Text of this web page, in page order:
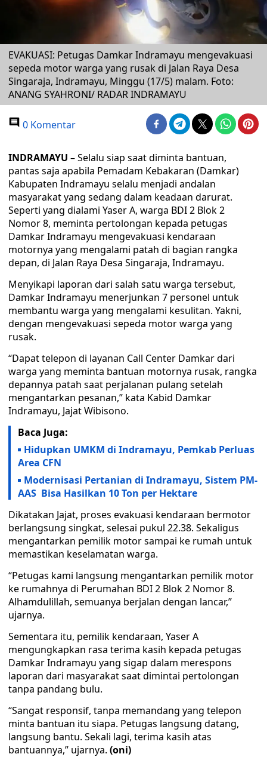
EVAKUASI: Petugas Damkar Indramayu mengevakuasi
sepeda motor warga yang rusak di Jalan Raya Desa
Singaraja, Indramayu, Minggu (17/5) malam. Foto:
ANANG SYAHRONI/ RADAR INDRAMAYU
0 Komentar
INDRAMAYU – Selalu siap saat diminta bantuan,
pantas saja apabila Pemadam Kebakaran (Damkar)
Kabupaten Indramayu selalu menjadi andalan
masyarakat yang sedang dalam keadaan darurat.
Seperti yang dialami Yaser A, warga BDI 2 Blok 2
Nomor 8, meminta pertolongan kepada petugas
Damkar Indramayu mengevakuasi kendaraan
motornya yang mengalami patah di bagian rangka
depan, di Jalan Raya Desa Singaraja, Indramayu.
Menyikapi laporan dari salah satu warga tersebut,
Damkar Indramayu menerjunkan 7 personel untuk
membantu warga yang mengalami kesulitan. Yakni,
dengan mengevakuasi sepeda motor warga yang
rusak.
“Dapat telepon di layanan Call Center Damkar dari
warga yang meminta bantuan motornya rusak, rangka
depannya patah saat perjalanan pulang setelah
mengantarkan pesanan,” kata Kabid Damkar
Indramayu, Jajat Wibisono.
Baca Juga:
Hidupkan UMKM di Indramayu, Pemkab Perluas
Area CFN
Modernisasi Pertanian di Indramayu, Sistem PM-
AAS Bisa Hasilkan 10 Ton per Hektare
Dikatakan Jajat, proses evakuasi kendaraan bermotor
berlangsung singkat, selesai pukul 22.38. Sekaligus
mengantarkan pemilik motor sampai ke rumah untuk
memastikan keselamatan warga.
“Petugas kami langsung mengantarkan pemilik motor
ke rumahnya di Perumahan BDI 2 Blok 2 Nomor 8.
Alhamdulillah, semuanya berjalan dengan lancar,”
ujarnya.
Sementara itu, pemilik kendaraan, Yaser A
mengungkapkan rasa terima kasih kepada petugas
Damkar Indramayu yang sigap dalam merespons
laporan dari masyarakat saat dimintai pertolongan
tanpa pandang bulu.
“Sangat responsif, tanpa memandang yang telepon
minta bantuan itu siapa. Petugas langsung datang,
langsung bantu. Sekali lagi, terima kasih atas
bantuannya,” ujarnya. (oni)